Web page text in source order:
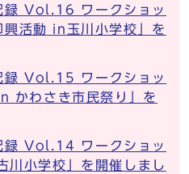
録 Vol.16 ワークショッ
興活動 in玉川小学校」を
録 Vol.15 ワークショッ
かわさき市民祭り」を
録 Vol.14 ワークショッ
川小学校」を開催しまし